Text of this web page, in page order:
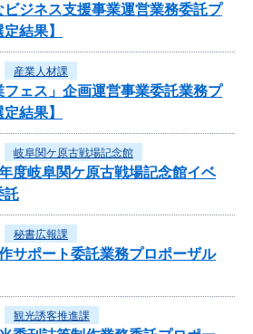
ジネス支援事業運営業務委託プ
結果】
産業人材課
フェス」企画運営事業委託業務プ
結果】
岐阜関ケ原古戦場記念館
度岐阜関ケ原古戦場記念館イベ
託
秘書広報課
サポート委託業務プロポーザル
観光誘客推進課